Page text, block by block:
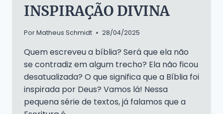
INSPIRAÇÃO DIVINA
PorMatheus Schmidt 28/04/2025
Quem escreveu a bíblia? Será que ela não
se contradiz em algum trecho? Ela não ficou
desatualizada? O que significa que a Bíblia foi
inspirada por Deus? Vamos lá! Nessa
pequena série de textos, já falamos que a